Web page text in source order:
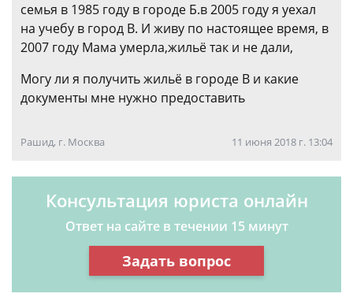
семья в 1985 году в городе Б.в 2005 году я уехал
на учебу в город В. И живу по настоящее время, в
2007 году Мама умерла,жильё так и не дали,
Могу ли я получить жильё в городе В и какие
документы мне нужно предоставить
Рашид, г. Москва 11 июня 2018 г. 13:04
Консультация юриста онлайн
Ответ на сайте в течении 15 минут
Задать вопрос